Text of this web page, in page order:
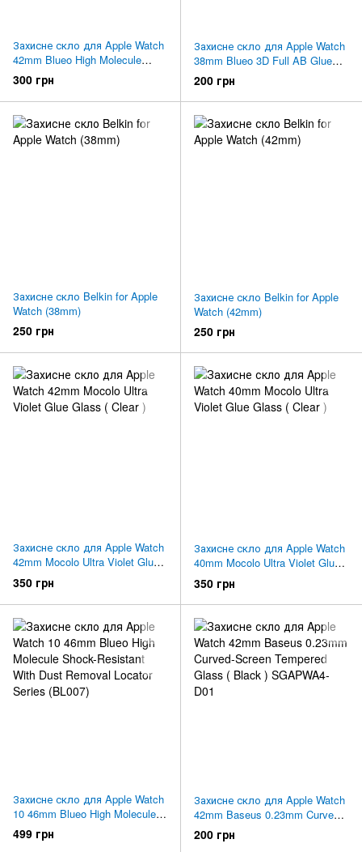
Захисне скло для Apple Watch
42mm Blueo High Molecule
Shock Resistant ( Black )
PB342
300 грн
Захисне скло для Apple Watch
38mm Blueo 3D Full AB Glue
Screen Protector ( Black )
PB138M
200 грн
Захисне скло Belkin for Apple
Watch (38mm)
250 грн
Захисне скло Belkin for Apple
Watch (42mm)
250 грн
Захисне скло для Apple Watch
42mm Mocolo Ultra Violet Glue
Glass ( Clear )
350 грн
Захисне скло для Apple Watch
40mm Mocolo Ultra Violet Glue
Glass ( Clear )
350 грн
Захисне скло для Apple Watch
10 46mm Blueo High Molecule
Shock-Resistant With Dust
Removal Locator Series (BL007)
499 грн
Захисне скло для Apple Watch
42mm Baseus 0.23mm Curved-
Screen Tempered Glass ( Black
) SGAPWA4-D01
200 грн